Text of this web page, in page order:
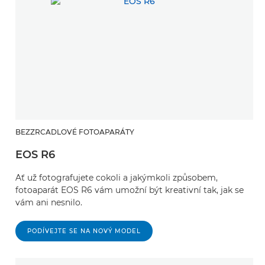
BEZZRCADLOVÉ FOTOAPARÁTY
EOS R6
Ať už fotografujete cokoli a jakýmkoli způsobem,
fotoaparát EOS R6 vám umožní být kreativní tak, jak se
vám ani nesnilo.
PODÍVEJTE SE NA NOVÝ MODEL